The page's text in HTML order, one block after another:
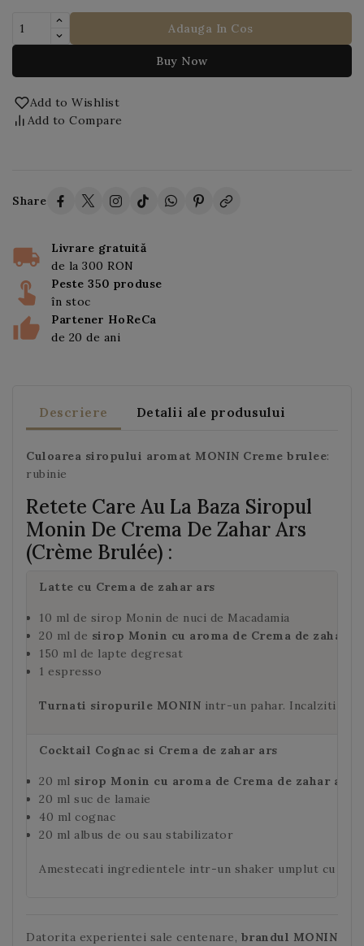
Adauga In Cos
Buy Now
Add to Wishlist
Add to Compare
Share
Livrare gratuită
de la 300 RON
Peste 350 produse
în stoc
Partener HoReCa
de 20 de ani
Descriere Detalii ale produsului
Culoarea siropului aromat MONIN Creme brulee:
rubinie
Retete Care Au La Baza Siropul
Monin De Crema De Zahar Ars
(Crème Brulée) :
Latte cu Crema de zahar ars
10 ml de sirop Monin de nuci de Macadamia
20 ml de sirop Monin cu aroma de Crema de zahar
150 ml de lapte degresat
1 espresso
Turnati siropurile MONIN intr-un pahar. Incalziti
Cocktail Cognac si Crema de zahar ars
20 ml sirop Monin cu aroma de Crema de zahar ars
20 ml suc de lamaie
40 ml cognac
20 ml albus de ou sau stabilizator
Amestecati ingredientele intr-un shaker umplut cu
Datorita experientei sale centenare, brandul MONIN